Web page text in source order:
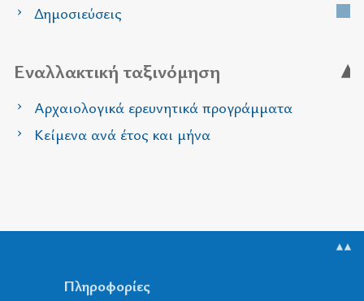
Δημοσιεύσεις
Εναλλακτική ταξινόμηση
Αρχαιολογικά ερευνητικά προγράμματα
Κείμενα ανά έτος και μήνα
▲▲
Πληροφορίες